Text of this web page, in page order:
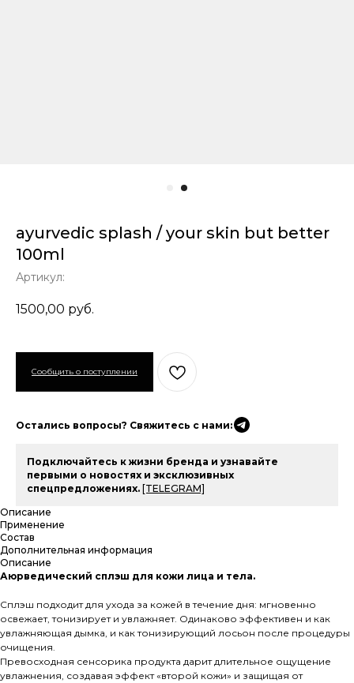
ayurvedic splash / your skin but better
100ml
Артикул:
1500,00 руб.
Остались вопросы? Свяжитесь с нами:
Подключайтесь к жизни бренда и узнавайте
первыми о новостях и эксклюзивных
спецпредложениях. [TELEGRAM]
Описание
Применение
Состав
Дополнительная информация
Описание
Аюрведический сплэш для кожи лица и тела.
Сплэш подходит для ухода за кожей в течение дня: мгновенно
освежает, тонизирует и увлажняет. Одинаково эффективен и как
увлажняющая дымка, и как тонизирующий лосьон после процедуры
очищения.
Превосходная сенсорика продукта дарит длительное ощущение
увлажнения, создавая эффект «второй кожи» и защищая от